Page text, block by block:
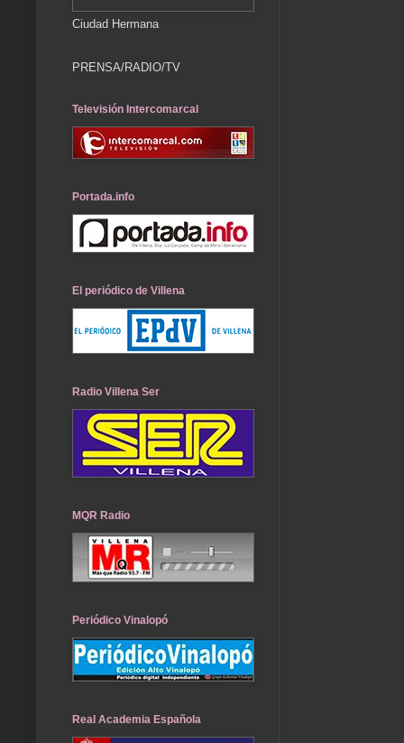
Ciudad Hermana
PRENSA/RADIO/TV
Televisión Intercomarcal
Portada.info
El periódico de Villena
Radio Villena Ser
MQR Radio
Periódico Vinalopó
Real Academia Española